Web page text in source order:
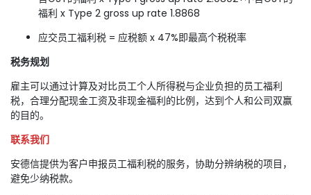
福利 x Type 2 gross up rate 1.8868
应交员工福利税 = 应税额 x 47%即最高个税税率
税务规划
雇主可以通过计算及对比员工个人所得税与企业负担的员工福利
税，合理分配现金工资及非现金福利的比例，达到个人和公司双赢
的目的。
联系我们
安德信提供为客户申报员工福利税的服务，协助分辨纳税的项目，
避免少纳税款。